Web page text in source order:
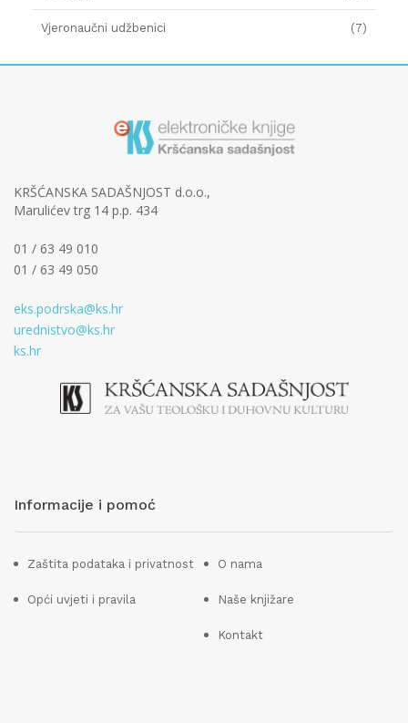
Vjeronaučni udžbenici (7)
KRŠĆANSKA SADAŠNJOST d.o.o.,
Marulićev trg 14 p.p. 434
01 / 63 49 010
01 / 63 49 050
eks.podrska@ks.hr
urednistvo@ks.hr
ks.hr
Informacije i pomoć
Zaštita podataka i privatnost
Opći uvjeti i pravila
O nama
Naše knjižare
Kontakt